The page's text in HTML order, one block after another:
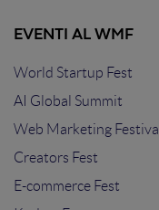
EVENTI AL WMF
World Startup Fest
AI Global Summit
Web Marketing Festival
Creators Fest
E-commerce Fest